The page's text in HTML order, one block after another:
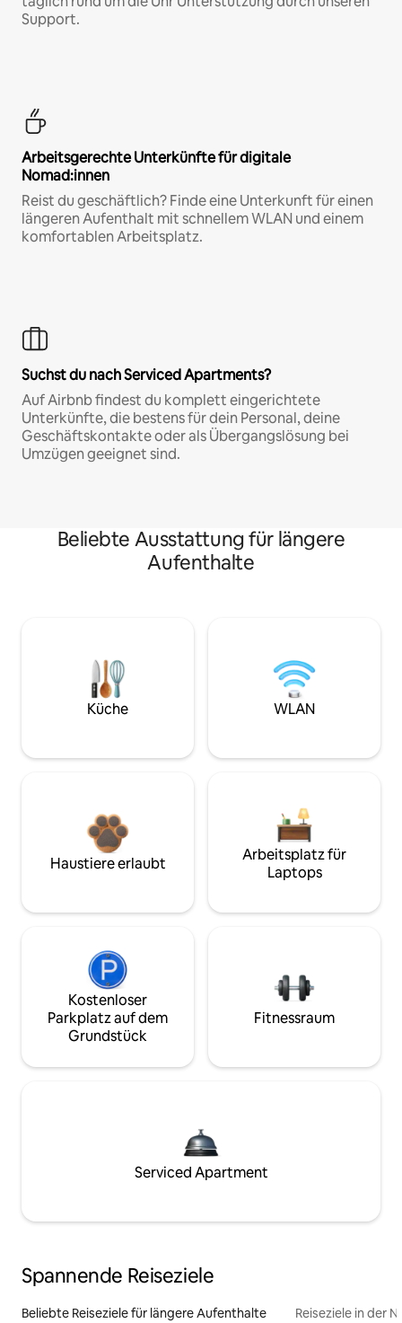
Support.
Arbeitsgerechte Unterkünfte für digitale
Nomad:innen
Reist du geschäftlich? Finde eine Unterkunft für einen
längeren Aufenthalt mit schnellem WLAN und einem
komfortablen Arbeitsplatz.
Suchst du nach Serviced Apartments?
Auf Airbnb findest du komplett eingerichtete
Unterkünfte, die bestens für dein Personal, deine
Geschäftskontakte oder als Übergangslösung bei
Umzügen geeignet sind.
Beliebte Ausstattung für längere
Aufenthalte
Küche WLAN
Haustiere erlaubt
Arbeitsplatz für
Laptops
Kostenloser
Parkplatz auf dem
Grundstück
Fitnessraum
Serviced Apartment
Spannende Reiseziele
Beliebte Reiseziele für längere Aufenthalte Reiseziele in der